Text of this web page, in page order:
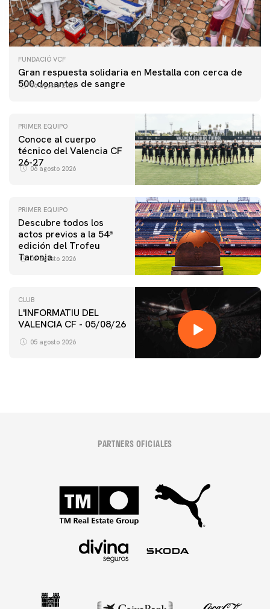
FUNDACIÓ VCF
Gran respuesta solidaria en Mestalla con cerca de
500 donantes de sangre
06 agosto 2026
PRIMER EQUIPO
Conoce al cuerpo
técnico del Valencia CF
26-27
06 agosto 2026
PRIMER EQUIPO
Descubre todos los
actos previos a la 54ª
edición del Trofeu
Taronja
06 agosto 2026
CLUB
L'INFORMATIU DEL
VALENCIA CF - 05/08/26
05 agosto 2026
PARTNERS OFICIALES